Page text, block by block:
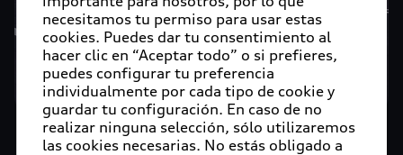
necesitamos tu permiso para usar estas
cookies. Puedes dar tu consentimiento al
hacer clic en “Aceptar todo” o si prefieres,
puedes configurar tu preferencia
individualmente por cada tipo de cookie y
guardar tu configuración. En caso de no
realizar ninguna selección, sólo utilizaremos
las cookies necesarias. No estás obligado a